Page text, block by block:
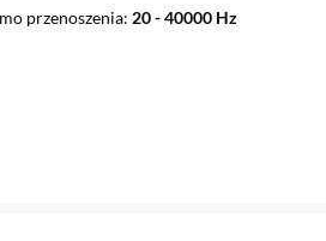
przenoszenia 20 - 40000 Hz